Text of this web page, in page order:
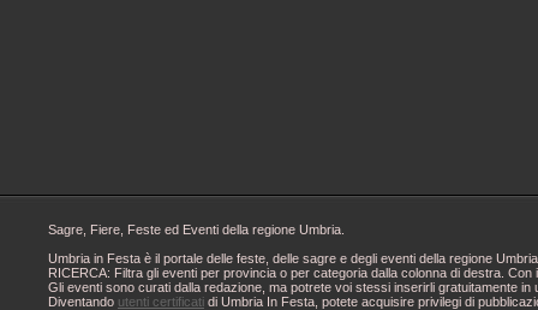
Sagre, Fiere, Feste ed Eventi della regione Umbria.
Umbria in Festa è il portale delle feste, delle sagre e degli eventi della regione
RICERCA: Filtra gli eventi per provincia o per categoria dalla colonna di destra.
Gli eventi sono curati dalla redazione, ma potrete voi stessi inserirli gratuitamente
Diventando utenti certificati di Umbria In Festa, potete acquisire privilegi di